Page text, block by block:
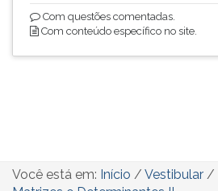
Com questões comentadas.
Com conteúdo específico no site.
Você está em: Início / Vestibular /